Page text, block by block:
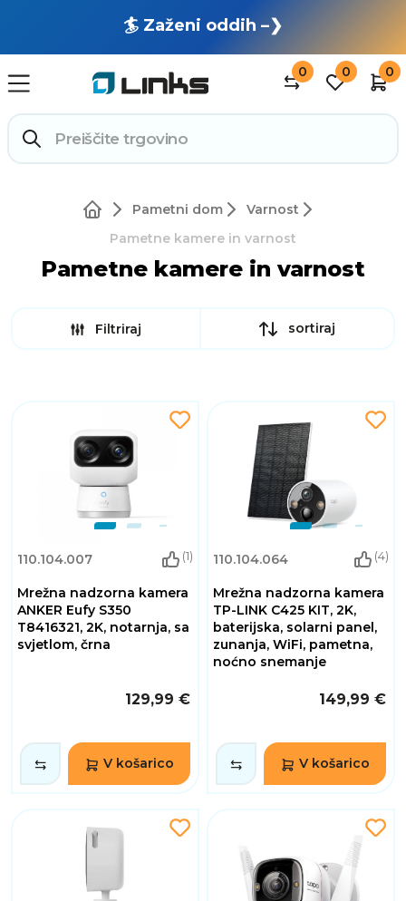
🏄 Zaženi oddih –❯
0 0 0
Pametni dom
Varnost
Pametne kamere in varnost
Pametne kamere in varnost
Filtriraj sortiraj
110.104.007 (1)
Mrežna nadzorna kamera
ANKER Eufy S350
T8416321, 2K, notarnja, sa
svjetlom, črna
129,99 €
V košarico
110.104.064 (4)
Mrežna nadzorna kamera
TP-LINK C425 KIT, 2K,
baterijska, solarni panel,
zunanja, WiFi, pametna,
noćno snemanje
149,99 €
V košarico